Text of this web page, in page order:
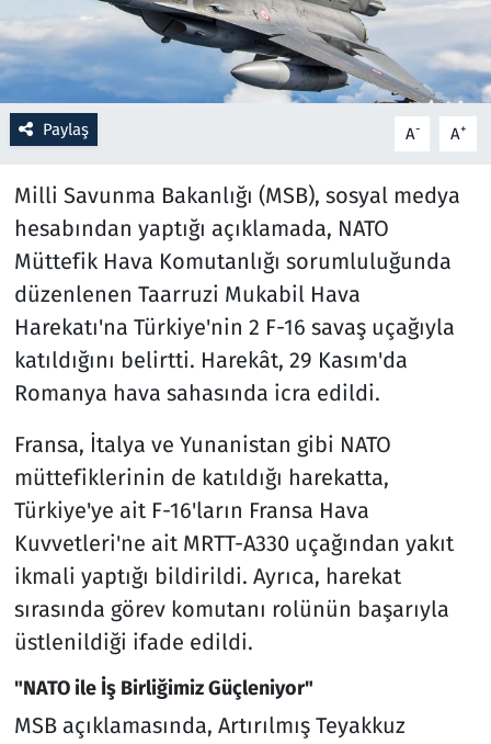
Paylaş A- A+
Milli Savunma Bakanlığı (MSB), sosyal medya
hesabından yaptığı açıklamada, NATO
Müttefik Hava Komutanlığı sorumluluğunda
düzenlenen Taarruzi Mukabil Hava
Harekatı'na Türkiye'nin 2 F-16 savaş uçağıyla
katıldığını belirtti. Harekât, 29 Kasım'da
Romanya hava sahasında icra edildi.
Fransa, İtalya ve Yunanistan gibi NATO
müttefiklerinin de katıldığı harekatta,
Türkiye'ye ait F-16'ların Fransa Hava
Kuvvetleri'ne ait MRTT-A330 uçağından yakıt
ikmali yaptığı bildirildi. Ayrıca, harekat
sırasında görev komutanı rolünün başarıyla
üstlenildiği ifade edildi.
"NATO ile İş Birliğimiz Güçleniyor"
MSB açıklamasında, Artırılmış Teyakkuz
Sağlık
Savunma Sanayi
Seçim 2023
Spor
Teknoloji ve Bilim
Televizyon